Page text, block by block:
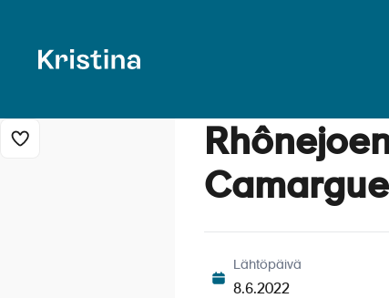
Lisää risteily suosikkeihinRhônejoen
Lähtöpäivä
8.6.2022